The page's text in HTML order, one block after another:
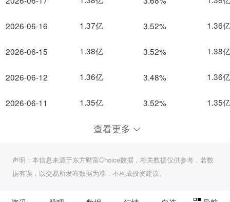
2026-06-16
2026-06-15
2026-06-12
2026-06-11
1.37亿 3.52% 1.36亿
1.38亿 3.52% 1.38亿
1.36亿 3.48% 1.36亿
1.35亿 3.52% 1.35亿
查看更多
声明：本信息来源于东方财富Choice数据，相关数据仅供参考，若数
据有误，以交易所发布数据为准，不构成投资建议。